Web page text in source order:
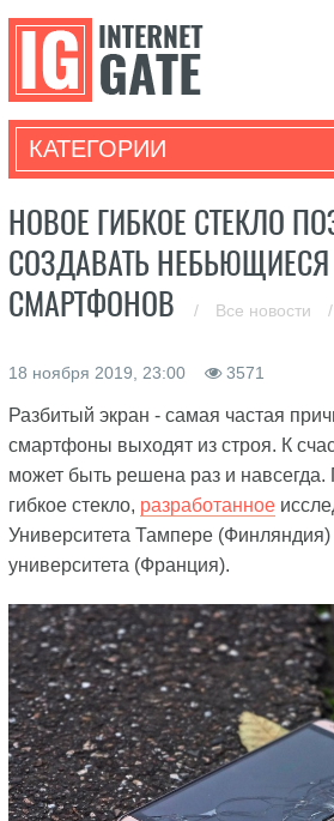
КАТЕГОРИИ
НОВОЕ ГИБКОЕ СТЕКЛО
СОЗДАВАТЬ
СМАРТФОНОВ
/ Все новости /
18 ноября 2019, 23:00 3571
Разбитый экран - самая частая
смартфоны выходят из строя. К
может быть решена раз и навсегда.
гибкое стекло, разработанное
Университета Тампере (Финляндия)
университета (Франция).